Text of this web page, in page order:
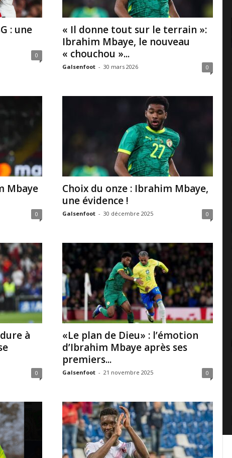
: une
0
« Il donne tout sur le terrain »:
Ibrahim Mbaye, le nouveau
« chouchou »...
Galsenfoot - 30 mars 2026 0
Mbaye
0
Choix du onze : Ibrahim Mbaye,
une évidence !
Galsenfoot - 30 décembre 2025 0
à
0
«Le plan de Dieu» : l’émotion
d’Ibrahim Mbaye après ses
premiers...
Galsenfoot - 21 novembre 2025 0